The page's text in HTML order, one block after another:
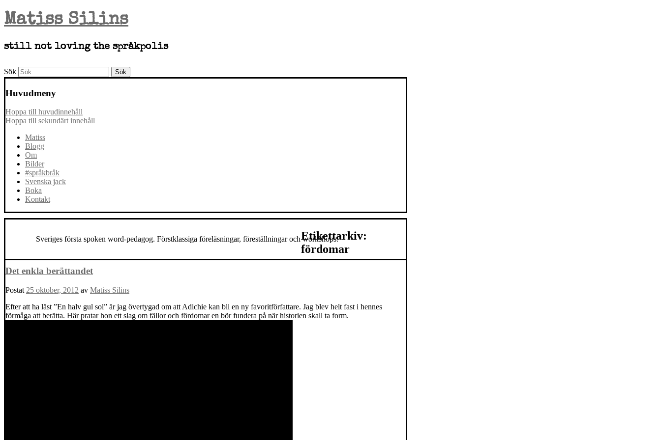
Matiss Silins
still not loving the språkpolis
Sök
Huvudmeny
Hoppa till huvudinnehåll
Hoppa till sekundärt innehåll
Matiss
Blogg
Om
Bilder
#språkbråk
Svenska jack
Boka
Kontakt
Sveriges första spoken word-pedagog. Förstklassiga föreläsningar, föreställningar och workshops.
Etikettarkiv:
fördomar
Det enkla berättandet
Postat 25 oktober, 2012 av Matiss Silins
Efter att ha läst ”En halv gul sol” är jag övertygad om att Adichie kan bli en ny favoritförfattare. Jag blev helt fast i hennes
förmåga att berätta. Här pratar hon ett slag om fällor och fördomar en bör fundera på när historien skall ta form.